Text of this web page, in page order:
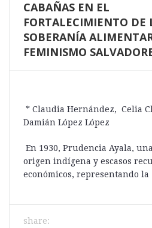
CABAÑAS EN EL
FORTALECIMIENTO DE
SOBERANÍA
FEMINISMO
* Claudia Hernández, Celia
Damián López López
En 1930, Prudencia Ayala,
origen indígena y escasos
económicos, representando la
share: